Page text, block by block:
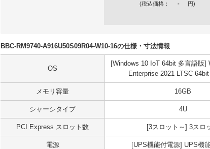
(税込価格： - 円)
BBC-RM9740-A916U50S09R04-W10-16の仕様・寸法情報
OS
[Windows 10 IoT 64bit 多言語版]
Enterprise 2021 LTSC
メモリ容量 16GB
シャーシタイプ 4U
PCI Express スロット数 [3スロット～] 3スロ
電源 [UPS機能付電源] UPS機